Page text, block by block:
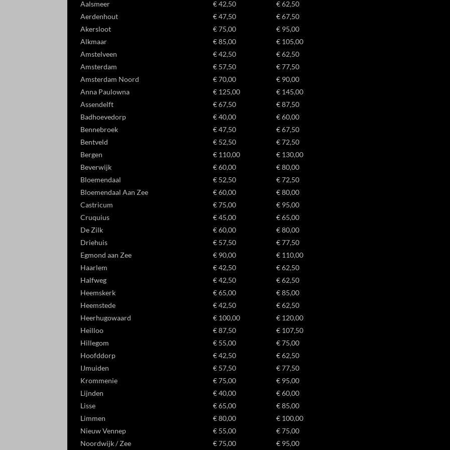
Aalsmeer
€ 42,50
€ 62,50
Aerdenhout
€ 47,50
€ 67,50
Akersloot
€ 75,00
€ 95,00
Alkmaar
€ 85,00
€ 105,00
Amstelveen
€ 42,50
€ 62,50
Amsterdam
€ 57,50
€ 77,50
Amsterdam Noord
€ 70,00
€ 90,00
Anna Paulowna
€ 125,00
€ 145,00
Assendelft
€ 67,50
€ 87,50
Badhoevedorp
€ 40,00
€ 60,00
Bennebroek
€ 47,50
€ 67,50
Bentveld
€ 52,50
€ 72,50
Bergen
€ 110,00
€ 130,00
Beverwijk
€ 60,00
€ 80,00
Bloemendaal
€ 52,50
€ 72,50
Bloemendaal Aan Zee
€ 60,00
€ 80,00
Castricum
€ 75,00
€ 95,00
Cruquius
€ 45,00
€ 65,00
De Zilk
€ 60,00
€ 80,00
Driehuis
€ 57,50
€ 77,50
Egmond aan Zee
€ 90,00
€ 110,00
Haarlem
€ 42,50
€ 62,50
Halfweg
€ 42,50
€ 62,50
Heemskerk
€ 65,00
€ 85,00
Heemstede
€ 42,50
€ 62,50
Heerhugowaard
€ 100,00
€ 120,00
Heilloo
€ 87,50
€ 107,50
Hillegom
€ 55,00
€ 75,00
Hoofddorp
€ 42,50
€ 62,50
IJmuiden
€ 57,50
€ 77,50
Krommenie
€ 75,00
€ 95,00
Lijnden
€ 40,00
€ 60,00
Lisse
€ 65,00
€ 85,00
Limmen
€ 80,00
€ 100,00
Nieuw Vennep
€ 55,00
€ 75,00
Noordwijk / Zee
€ 75,00 € 95,00
wordpress_test_cookie
wp_lang
wp-settings-*
wp-settings-time-*
_gac_ua-*
_gat_gtag_ua_*
_gac_*
_gcl_au
_gcl_aw
Deze categorie omvat alle cookies, domeinen en services die niet in de andere
categorieën vallen of niet duidelijk zijn gecategoriseerd.
_gcl_ag
_gcl_gb
_gcl_gs
amzn_consent
ssm_au_c